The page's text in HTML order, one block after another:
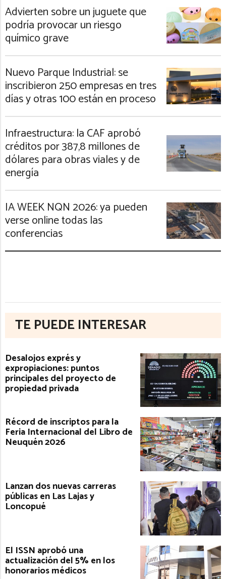
Advierten sobre un juguete que
podría provocar un riesgo
químico grave
Nuevo Parque Industrial: se
inscribieron 250 empresas en tres
días y otras 100 están en proceso
Infraestructura: la CAF aprobó
créditos por 387,8 millones de
dólares para obras viales y de
energía
IA WEEK NQN 2026: ya pueden
verse online todas las
conferencias
TE PUEDE INTERESAR
Desalojos exprés y
expropiaciones: puntos
principales del proyecto de
propiedad privada
Récord de inscriptos para la
Feria Internacional del Libro de
Neuquén 2026
Lanzan dos nuevas carreras
públicas en Las Lajas y
Loncopué
El ISSN aprobó una
actualización del 5% en los
honorarios médicos